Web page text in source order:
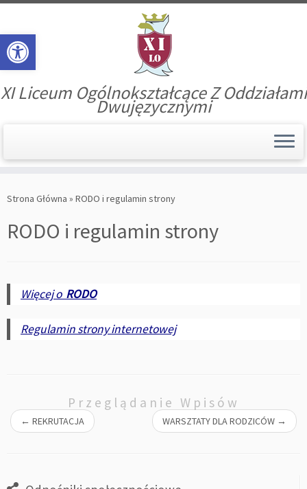
Open toolbar
to
XI Liceum Ogólnokształcące Z Oddziałami
Dwujęzycznymi
Strona Główna » RODO i regulamin strony
RODO i regulamin strony
Więcej o RODO
Regulamin strony internetowej
Przeglądanie Wpisów
← REKRUTACJA WARSZTATY DLA RODZICÓW →